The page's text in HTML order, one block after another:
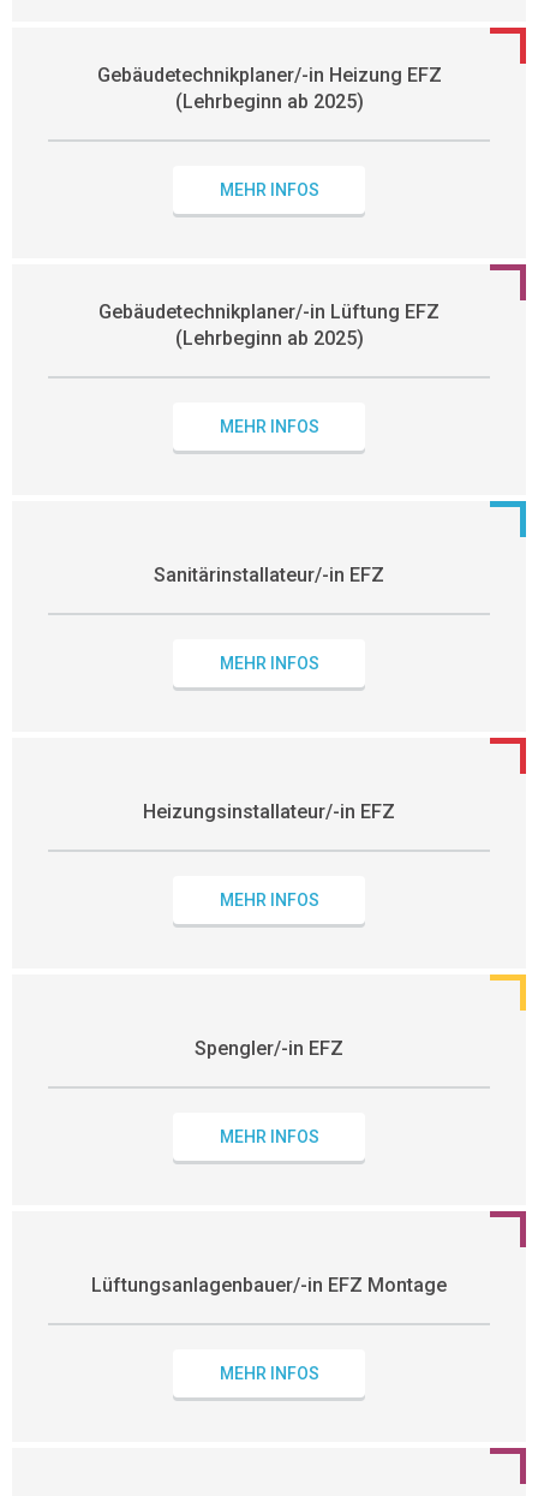
Gebäudetechnikplaner/-in Heizung EFZ
(Lehrbeginn ab 2025)
MEHR INFOS
Gebäudetechnikplaner/-in Lüftung EFZ
(Lehrbeginn ab 2025)
MEHR INFOS
Sanitärinstallateur/-in EFZ
MEHR INFOS
Heizungsinstallateur/-in EFZ
MEHR INFOS
Spengler/-in EFZ
MEHR INFOS
Lüftungsanlagenbauer/-in EFZ Montage
MEHR INFOS